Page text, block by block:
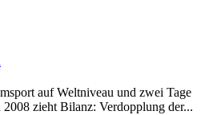
auf Weltniveau und zwei Tage
zieht Bilanz: Verdopplung der...